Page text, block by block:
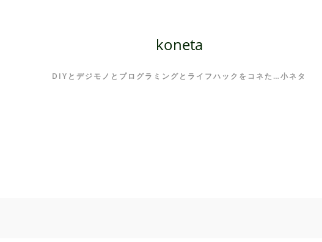
koneta
DIYとデジモノとプログラミングとライフハックをコネた…小ネタ